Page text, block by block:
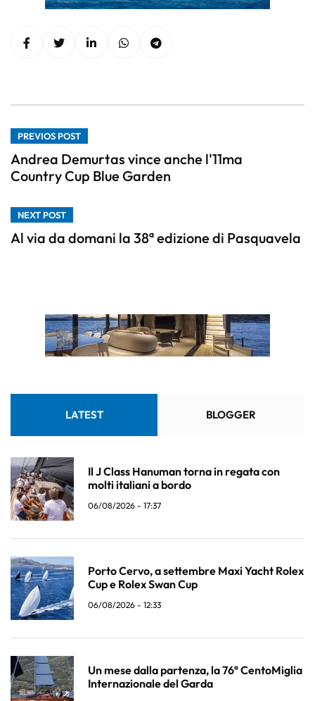
PREVIOS POST
Andrea Demurtas vince anche l'11ma
Country Cup Blue Garden
NEXT POST
Al via da domani la 38ª edizione di Pasquavela
LATEST BLOGGER
Il J Class Hanuman torna in regata con
molti italiani a bordo
06/08/2026 - 17:37
Porto Cervo, a settembre Maxi Yacht Rolex
Cup e Rolex Swan Cup
06/08/2026 - 12:33
Un mese dalla partenza, la 76ª CentoMiglia
Internazionale del Garda